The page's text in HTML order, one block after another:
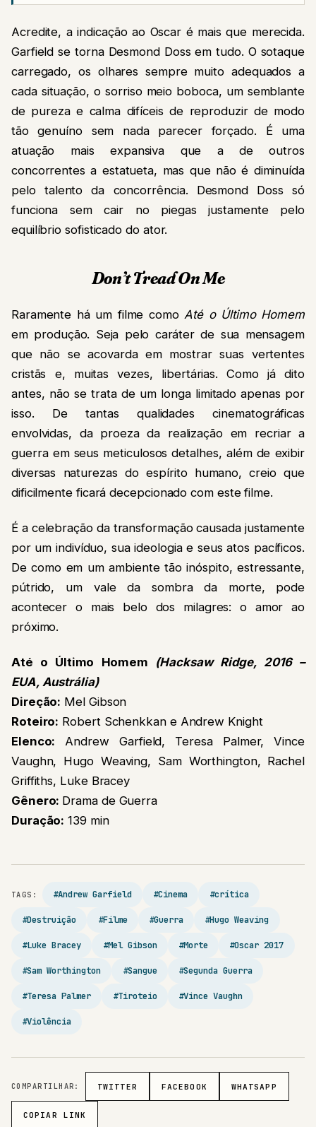
Acredite, a indicação ao Oscar é mais que merecida.
Garfield se torna Desmond Doss em tudo. O sotaque
carregado, os olhares sempre muito adequados a
cada situação, o sorriso meio boboca, um semblante
de pureza e calma difíceis de reproduzir de modo
tão genuíno sem nada parecer forçado. É uma
atuação mais expansiva que a de outros
concorrentes a estatueta, mas que não é diminuída
pelo talento da concorrência. Desmond Doss só
funciona sem cair no piegas justamente pelo
equilíbrio sofisticado do ator.
Don’t Tread On Me
Raramente há um filme como Até o Último Homem
em produção. Seja pelo caráter de sua mensagem
que não se acovarda em mostrar suas vertentes
cristãs e, muitas vezes, libertárias. Como já dito
antes, não se trata de um longa limitado apenas por
isso. De tantas qualidades cinematográficas
envolvidas, da proeza da realização em recriar a
guerra em seus meticulosos detalhes, além de exibir
diversas naturezas do espírito humano, creio que
dificilmente ficará decepcionado com este filme.
É a celebração da transformação causada justamente
por um indivíduo, sua ideologia e seus atos pacíficos.
De como em um ambiente tão inóspito, estressante,
pútrido, um vale da sombra da morte, pode
acontecer o mais belo dos milagres: o amor ao
próximo.
Até o Último Homem (Hacksaw Ridge, 2016 –
EUA, Austrália)
Direção: Mel Gibson
Roteiro: Robert Schenkkan e Andrew Knight
Elenco: Andrew Garfield, Teresa Palmer, Vince
Vaughn, Hugo Weaving, Sam Worthington, Rachel
Griffiths, Luke Bracey
Gênero: Drama de Guerra
Duração: 139 min
TAGS: #Andrew Garfield #Cinema #crítica
#Destruição #Filme #Guerra #Hugo Weaving
#Luke Bracey #Mel Gibson #Morte #Oscar 2017
#Sam Worthington #Sangue #Segunda Guerra
#Teresa Palmer #Tiroteio #Vince Vaughn
#Violência
COMPARTILHAR: TWITTER FACEBOOK WHATSAPP
COPIAR LINK